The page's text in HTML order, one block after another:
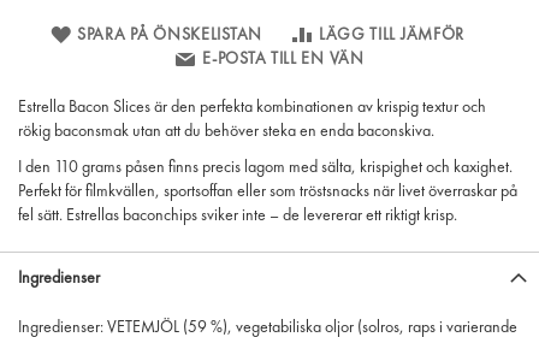
SPARA PÅ ÖNSKELISTAN
LÄGG TILL JÄMFÖR
E-POSTA TILL EN VÄN
Estrella Bacon Slices är den perfekta kombinationen av krispig textur och
rökig baconsmak utan att du behöver steka en enda baconskiva.
I den 110 grams påsen finns precis lagom med sälta, krispighet och kaxighet.
Perfekt för filmkvällen, sportsoffan eller som tröstsnacks när livet överraskar på
fel sätt. Estrellas baconchips sviker inte – de levererar ett riktigt krisp.
Ingredienser
Ingredienser: VETEMJÖL (59 %), vegetabiliska oljor (solros, raps i varierande